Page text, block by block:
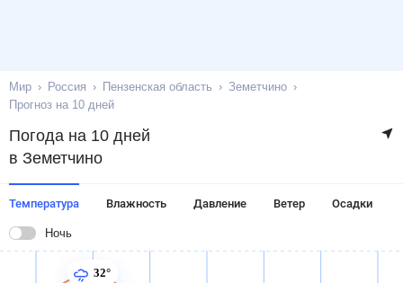
Мир Россия Пензенская область
Земетчино
Прогноз на 10 дней
Погода на 10 дней
в Земетчино
Температура Влажность Давление Ветер Осадки
Ночь
32°